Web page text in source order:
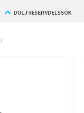
DÖLJ RESERVDELSSÖK